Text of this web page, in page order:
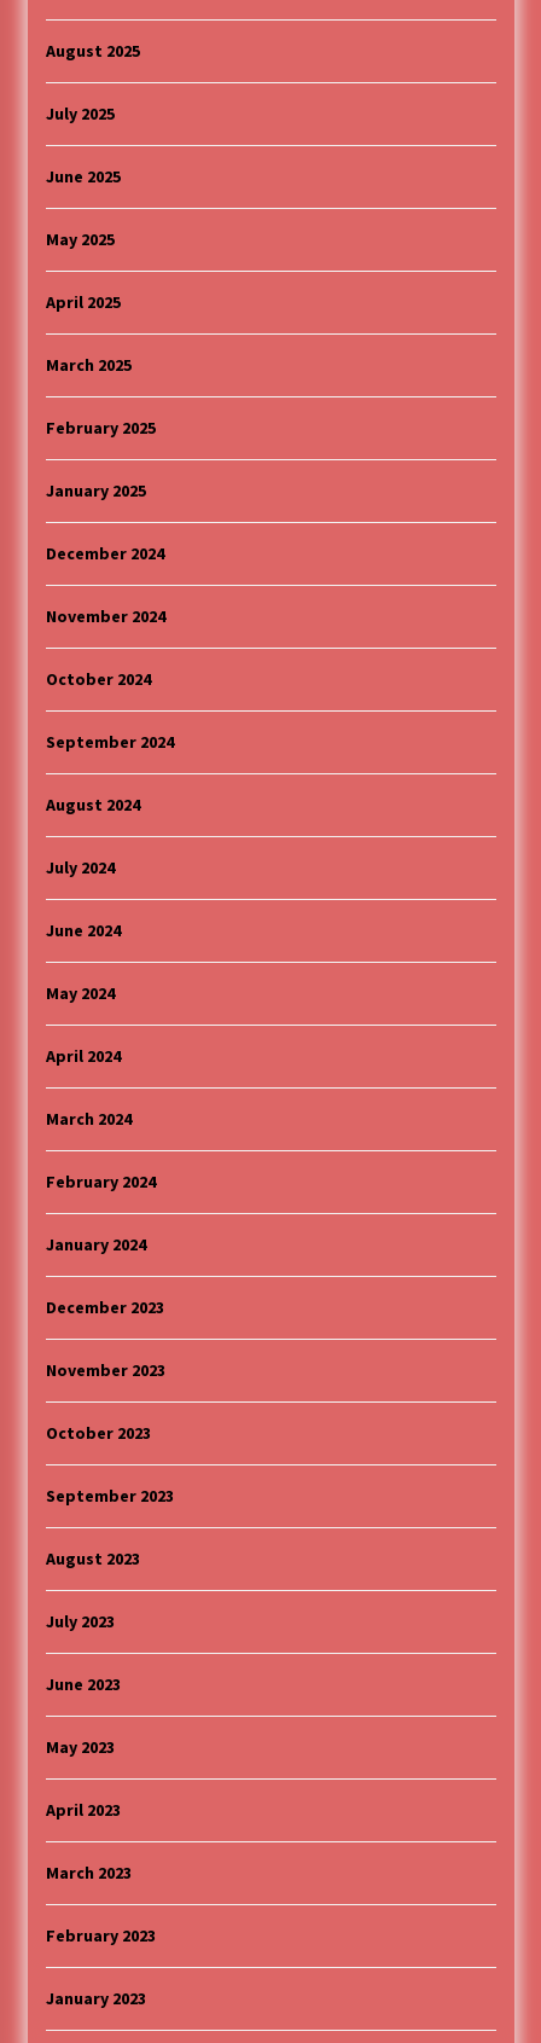
August 2025
July 2025
June 2025
May 2025
April 2025
March 2025
February 2025
January 2025
December 2024
November 2024
October 2024
September 2024
August 2024
July 2024
June 2024
May 2024
April 2024
March 2024
February 2024
January 2024
December 2023
November 2023
October 2023
September 2023
August 2023
July 2023
June 2023
May 2023
April 2023
March 2023
February 2023
January 2023